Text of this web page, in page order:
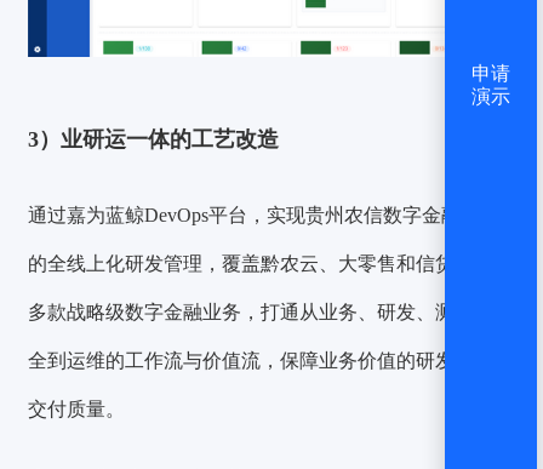
3）业研运一体的工艺改造
通过嘉为蓝鲸DevOps平台，实现贵州农信数字金融业务
的全线上化研发管理，覆盖黔农云、大零售和信贷核算等
多款战略级数字金融业务，打通从业务、研发、测试、安
全到运维的工作流与价值流，保障业务价值的研发效能与
交付质量。
申请
演示